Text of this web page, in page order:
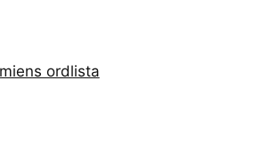
ordlista